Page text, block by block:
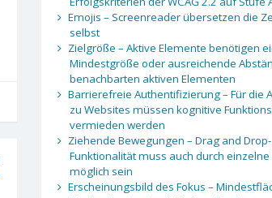
Emojis – Screenreader übersetzen die
selbst
Zielgröße – Aktive Elemente benötigen
Mindestgröße oder ausreichende
benachbarten aktiven Elementen
Barrierefreie Authentifizierung – Für die
zu Websites müssen kognitive
vermieden werden
Ziehende Bewegungen – Drag and Drop-
Funktionalität muss auch durch einzelne
möglich sein
Erscheinungsbild des Fokus –